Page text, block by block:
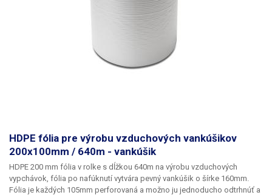
HDPE fólia pre výrobu vzduchových vankúšikov
200x100mm / 640m - vankúšik
HDPE 200 mm fólia v rolke s dĺžkou 640m na výrobu vzduchových
vypchávok, fólia po nafúknutí vytvára pevný vankúšik o šírke 160mm.
Fólia je každých 105mm perforovaná a možno ju jednoducho odtrhnúť a